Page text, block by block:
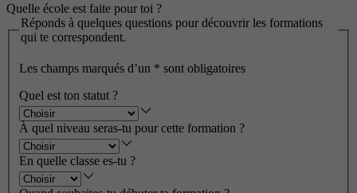
Quelle école est faite pour toi ?
Réponds à quelques questions pour découvrir les formations
qui te correspondent.
Les champs marqués d’un * sont obligatoires
Quel est ton statut ?
À quel niveau seras-tu pour cette formation ?
En quelle classe es-tu ?